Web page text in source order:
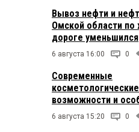
Вывоз нефти и
Омской области по
дороге уменьшился
6 августа 16:00 0
Современные
возможности и
6 августа 15:20 0